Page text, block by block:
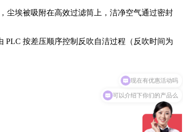
埃被吸附在高效过滤筒上，洁净空气通过密封
按差压顺序控制反吹自洁过程（反吹时间为